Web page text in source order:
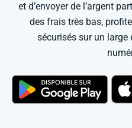
et d’envoyer de l’argent
des frais très bas,
sécurisés sur un